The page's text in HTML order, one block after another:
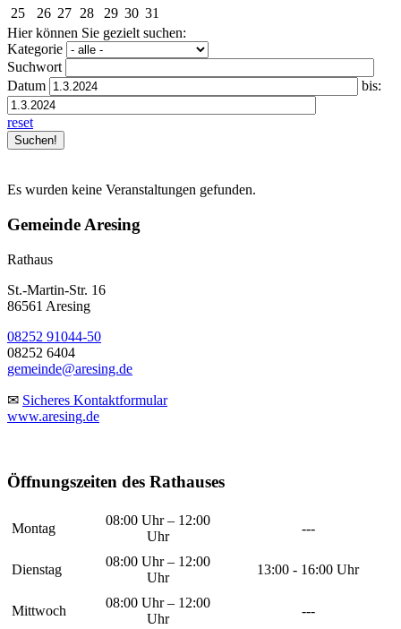
25
26 27 28 29 30 31
Hier können Sie gezielt suchen:
Kategorie
Suchwort
Datum
bis:
reset
Es wurden keine Veranstaltungen gefunden.
Gemeinde Aresing
Rathaus
St.-Martin-Str. 16
86561 Aresing
08252 91044-50
08252 6404
gemeinde@aresing.de
✉ Sicheres Kontaktformular
www.aresing.de
Öffnungszeiten des Rathauses
Montag
08:00 Uhr – 12:00
Uhr
---
Dienstag
08:00 Uhr – 12:00
Uhr
13:00 - 16:00 Uhr
Mittwoch
08:00 Uhr – 12:00
Uhr
---